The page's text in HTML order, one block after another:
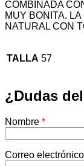
COMBINADA
MUY BONITA.
NATURAL CON
TALLA 57
¿Dudas
Nombre *
Correo electrónico